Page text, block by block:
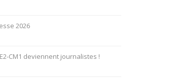
2026
CM1 deviennent journalistes !